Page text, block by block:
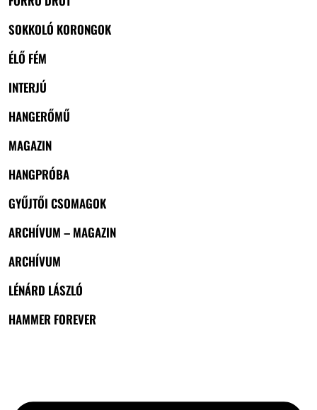
SOKKOLÓ KORONGOK
ÉLŐ FÉM
INTERJÚ
HANGERŐMŰ
MAGAZIN
HANGPRÓBA
GYŰJTŐI CSOMAGOK
ARCHÍVUM – MAGAZIN
ARCHÍVUM
LÉNÁRD LÁSZLÓ
HAMMER FOREVER